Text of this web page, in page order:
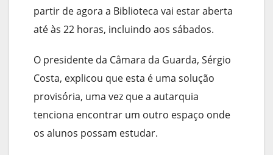
partir de agora a Biblioteca vai estar aberta
até às 22 horas, incluindo aos sábados.
O presidente da Câmara da Guarda, Sérgio
Costa, explicou que esta é uma solução
provisória, uma vez que a autarquia
tenciona encontrar um outro espaço onde
os alunos possam estudar.